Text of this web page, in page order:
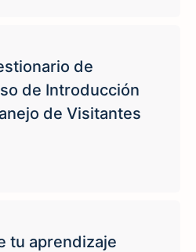
de
de Introducción
de Visitantes
tu aprendizaje